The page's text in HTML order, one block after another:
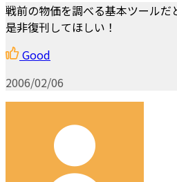
戦前の物価を調べる基本ツールだ
是非復刊してほしい！
Good
2006/02/06